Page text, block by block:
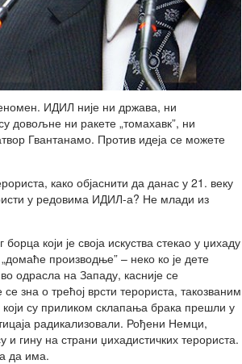
ИДИЛ није ни држава, ни
довољне ни ракете „томахавк”, ни
Гвантанамо. Против идеја се можете
како објаснити да данас у 21. веку
у редовима ИДИЛ-а? Не млади из
који је своја искуства стекао у џихаду
производње” – неко ко је дете
одрасла на Западу, касније се
зна о трећој врсти терориста, такозваним
су приликом склапања брака прешли у
радикализовали. Рођени Немци,
гину на страни џихадистичких терориста.
да има.